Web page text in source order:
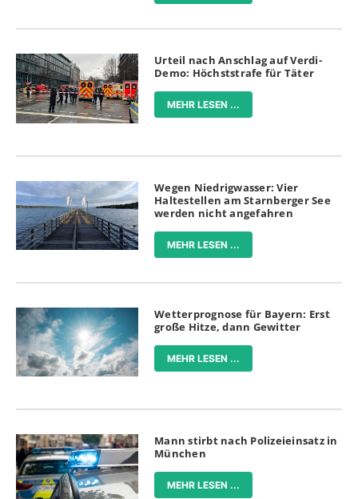
Urteil nach Anschlag auf Verdi-
Demo: Höchststrafe für Täter
MEHR LESEN ...
Wegen Niedrigwasser: Vier
Haltestellen am Starnberger See
werden nicht angefahren
MEHR LESEN ...
Wetterprognose für Bayern: Erst
große Hitze, dann Gewitter
MEHR LESEN ...
Mann stirbt nach Polizeieinsatz in
München
MEHR LESEN ...